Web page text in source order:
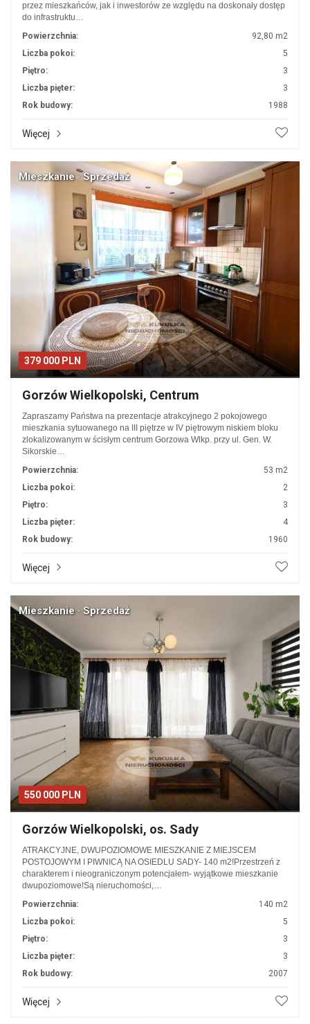
przez mieszkańców, jak i inwestorów ze względu na doskonały dostęp
do infrastruktu…
Powierzchnia:
92,80 m2
Liczba pokoi:
5
Piętro:
3
Liczba pięter:
3
Rok budowy:
1988
Więcej
379 000 PLN
Mieszkanie · Sprzedaż
Gorzów Wielkopolski, Centrum
Zapraszamy Państwa na prezentacje atrakcyjnego 2 pokojowego
mieszkania sytuowanego na III piętrze w IV piętrowym niskiem bloku
zlokalizowanym w ścisłym centrum Gorzowa Wlkp. przy ul. Gen. W.
Sikorskie…
Powierzchnia:
53 m2
Liczba pokoi:
2
Piętro:
3
Liczba pięter:
4
Rok budowy:
1960
Więcej
550 000 PLN
Mieszkanie · Sprzedaż
Gorzów Wielkopolski, os. Sady
ATRAKCYJNE, DWUPOZIOMOWE MIESZKANIE Z MIEJSCEM
POSTOJOWYM I PIWNICĄ NA OSIEDLU SADY- 140 m2!Przestrzeń z
charakterem i nieograniczonym potencjałem- wyjątkowe mieszkanie
dwupoziomowe!Są nieruchomości,…
Powierzchnia:
140 m2
Liczba pokoi:
5
Piętro:
3
Liczba pięter:
3
Rok budowy:
2007
Więcej